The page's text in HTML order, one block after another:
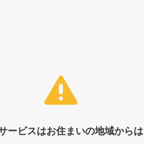
ービスはお住まいの地域からは